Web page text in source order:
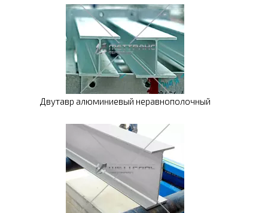
Двутавр алюминиевый неравнополочный